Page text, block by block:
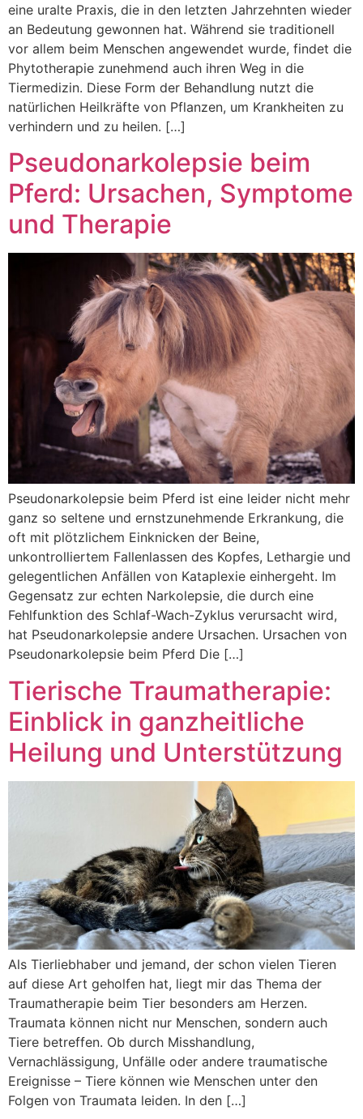
eine uralte Praxis, die in den letzten Jahrzehnten wieder
an Bedeutung gewonnen hat. Während sie traditionell
vor allem beim Menschen angewendet wurde, findet die
Phytotherapie zunehmend auch ihren Weg in die
Tiermedizin. Diese Form der Behandlung nutzt die
natürlichen Heilkräfte von Pflanzen, um Krankheiten zu
verhindern und zu heilen. […]
Pseudonarkolepsie beim
Pferd: Ursachen, Symptome
und Therapie
Pseudonarkolepsie beim Pferd ist eine leider nicht mehr
ganz so seltene und ernstzunehmende Erkrankung, die
oft mit plötzlichem Einknicken der Beine,
unkontrolliertem Fallenlassen des Kopfes, Lethargie und
gelegentlichen Anfällen von Kataplexie einhergeht. Im
Gegensatz zur echten Narkolepsie, die durch eine
Fehlfunktion des Schlaf-Wach-Zyklus verursacht wird,
hat Pseudonarkolepsie andere Ursachen. Ursachen von
Pseudonarkolepsie beim Pferd Die […]
Tierische Traumatherapie:
Einblick in ganzheitliche
Heilung und Unterstützung
Als Tierliebhaber und jemand, der schon vielen Tieren
auf diese Art geholfen hat, liegt mir das Thema der
Traumatherapie beim Tier besonders am Herzen.
Traumata können nicht nur Menschen, sondern auch
Tiere betreffen. Ob durch Misshandlung,
Vernachlässigung, Unfälle oder andere traumatische
Ereignisse – Tiere können wie Menschen unter den
Folgen von Traumata leiden. In den […]